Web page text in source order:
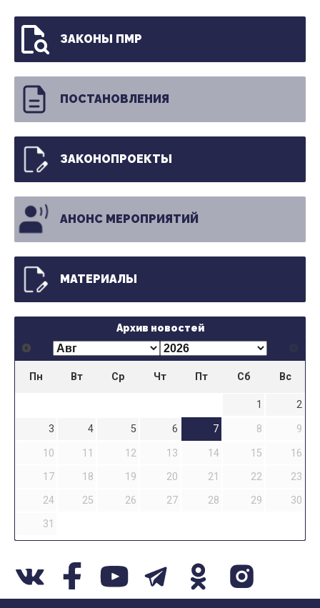
ЗАКОНЫ ПМР
ПОСТАНОВЛЕНИЯ
ЗАКОНОПРОЕКТЫ
АНОНС МЕРОПРИЯТИЙ
МАТЕРИАЛЫ
Архив новостей
Пн Вт Ср Чт Пт Сб Вс
1
2
3
4 5 6 7 8
9
10
11 12 13 14 15
16
17
18 19 20 21 22
23
24
25 26 27 28 29
30
31